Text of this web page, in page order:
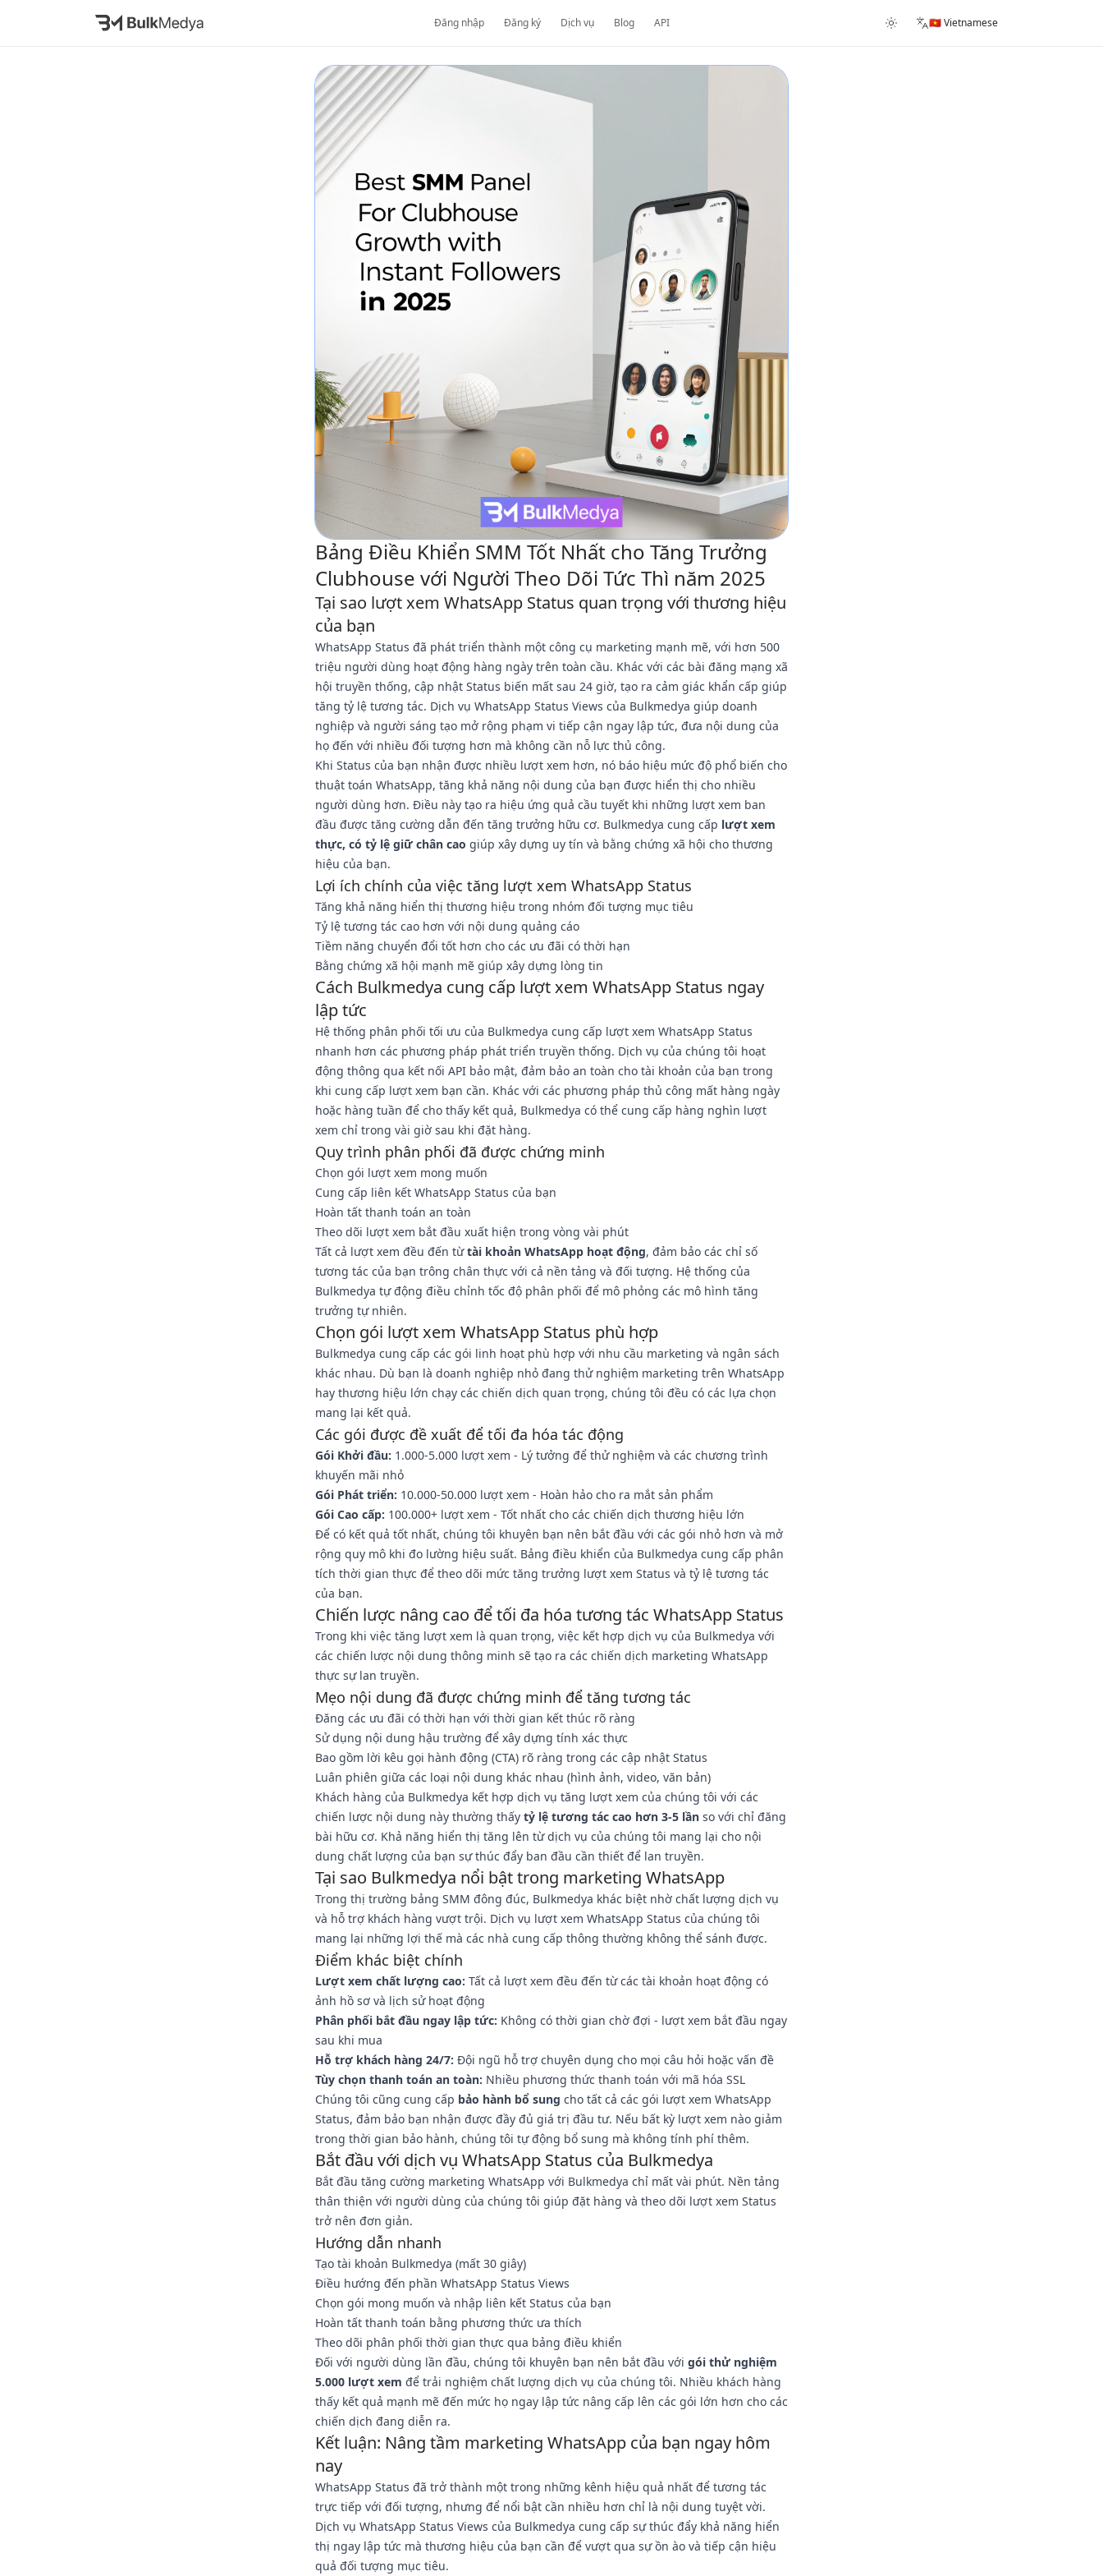
Đăng nhập Đăng ký Dịch vụ Blog API 🇻🇳 Vietnamese
Bảng Điều Khiển SMM Tốt Nhất cho Tăng Trưởng
Clubhouse với Người Theo Dõi Tức Thì năm 2025
Tại sao lượt xem WhatsApp Status quan trọng với thương hiệu
của bạn
WhatsApp Status đã phát triển thành một công cụ marketing mạnh mẽ, với hơn 500
triệu người dùng hoạt động hàng ngày trên toàn cầu. Khác với các bài đăng mạng xã
hội truyền thống, cập nhật Status biến mất sau 24 giờ, tạo ra cảm giác khẩn cấp giúp
tăng tỷ lệ tương tác. Dịch vụ WhatsApp Status Views của Bulkmedya giúp doanh
nghiệp và người sáng tạo mở rộng phạm vi tiếp cận ngay lập tức, đưa nội dung của
họ đến với nhiều đối tượng hơn mà không cần nỗ lực thủ công.
Khi Status của bạn nhận được nhiều lượt xem hơn, nó báo hiệu mức độ phổ biến cho
thuật toán WhatsApp, tăng khả năng nội dung của bạn được hiển thị cho nhiều
người dùng hơn. Điều này tạo ra hiệu ứng quả cầu tuyết khi những lượt xem ban
đầu được tăng cường dẫn đến tăng trưởng hữu cơ. Bulkmedya cung cấp lượt xem
thực, có tỷ lệ giữ chân cao giúp xây dựng uy tín và bằng chứng xã hội cho thương
hiệu của bạn.
Lợi ích chính của việc tăng lượt xem WhatsApp Status
Tăng khả năng hiển thị thương hiệu trong nhóm đối tượng mục tiêu
Tỷ lệ tương tác cao hơn với nội dung quảng cáo
Tiềm năng chuyển đổi tốt hơn cho các ưu đãi có thời hạn
Bằng chứng xã hội mạnh mẽ giúp xây dựng lòng tin
Cách Bulkmedya cung cấp lượt xem WhatsApp Status ngay
lập tức
Hệ thống phân phối tối ưu của Bulkmedya cung cấp lượt xem WhatsApp Status
nhanh hơn các phương pháp phát triển truyền thống. Dịch vụ của chúng tôi hoạt
động thông qua kết nối API bảo mật, đảm bảo an toàn cho tài khoản của bạn trong
khi cung cấp lượt xem bạn cần. Khác với các phương pháp thủ công mất hàng ngày
hoặc hàng tuần để cho thấy kết quả, Bulkmedya có thể cung cấp hàng nghìn lượt
xem chỉ trong vài giờ sau khi đặt hàng.
Quy trình phân phối đã được chứng minh
Chọn gói lượt xem mong muốn
Cung cấp liên kết WhatsApp Status của bạn
Hoàn tất thanh toán an toàn
Theo dõi lượt xem bắt đầu xuất hiện trong vòng vài phút
Tất cả lượt xem đều đến từtài khoản WhatsApp hoạt động, đảm bảo các chỉ số
tương tác của bạn trông chân thực với cả nền tảng và đối tượng. Hệ thống của
Bulkmedya tự động điều chỉnh tốc độ phân phối để mô phỏng các mô hình tăng
trưởng tự nhiên.
Chọn gói lượt xem WhatsApp Status phù hợp
Bulkmedya cung cấp các gói linh hoạt phù hợp với nhu cầu marketing và ngân sách
khác nhau. Dù bạn là doanh nghiệp nhỏ đang thử nghiệm marketing trên WhatsApp
hay thương hiệu lớn chạy các chiến dịch quan trọng, chúng tôi đều có các lựa chọn
mang lại kết quả.
Các gói được đề xuất để tối đa hóa tác động
Gói Khởi đầu: 1.000-5.000 lượt xem - Lý tưởng để thử nghiệm và các chương trình
khuyến mãi nhỏ
Gói Phát triển: 10.000-50.000 lượt xem - Hoàn hảo cho ra mắt sản phẩm
Gói Cao cấp: 100.000+ lượt xem - Tốt nhất cho các chiến dịch thương hiệu lớn
Để có kết quả tốt nhất, chúng tôi khuyên bạn nên bắt đầu với các gói nhỏ hơn và mở
rộng quy mô khi đo lường hiệu suất. Bảng điều khiển của Bulkmedya cung cấp phân
tích thời gian thực để theo dõi mức tăng trưởng lượt xem Status và tỷ lệ tương tác
của bạn.
Chiến lược nâng cao để tối đa hóa tương tác WhatsApp Status
Trong khi việc tăng lượt xem là quan trọng, việc kết hợp dịch vụ của Bulkmedya với
các chiến lược nội dung thông minh sẽ tạo ra các chiến dịch marketing WhatsApp
thực sự lan truyền.
Mẹo nội dung đã được chứng minh để tăng tương tác
Đăng các ưu đãi có thời hạn với thời gian kết thúc rõ ràng
Sử dụng nội dung hậu trường để xây dựng tính xác thực
Bao gồm lời kêu gọi hành động (CTA) rõ ràng trong các cập nhật Status
Luân phiên giữa các loại nội dung khác nhau (hình ảnh, video, văn bản)
Khách hàng của Bulkmedya kết hợp dịch vụ tăng lượt xem của chúng tôi với các
chiến lược nội dung này thường thấy tỷ lệ tương tác cao hơn 3-5 lần so với chỉ đăng
bài hữu cơ. Khả năng hiển thị tăng lên từ dịch vụ của chúng tôi mang lại cho nội
dung chất lượng của bạn sự thúc đẩy ban đầu cần thiết để lan truyền.
Tại sao Bulkmedya nổi bật trong marketing WhatsApp
Trong thị trường bảng SMM đông đúc, Bulkmedya khác biệt nhờ chất lượng dịch vụ
và hỗ trợ khách hàng vượt trội. Dịch vụ lượt xem WhatsApp Status của chúng tôi
mang lại những lợi thế mà các nhà cung cấp thông thường không thể sánh được.
Điểm khác biệt chính
Lượt xem chất lượng cao: Tất cả lượt xem đều đến từ các tài khoản hoạt động có
ảnh hồ sơ và lịch sử hoạt động
Phân phối bắt đầu ngay lập tức: Không có thời gian chờ đợi - lượt xem bắt đầu ngay
sau khi mua
Hỗ trợ khách hàng 24/7: Đội ngũ hỗ trợ chuyên dụng cho mọi câu hỏi hoặc vấn đề
Tùy chọn thanh toán an toàn: Nhiều phương thức thanh toán với mã hóa SSL
Chúng tôi cũng cung cấp bảo hành bổ sung cho tất cả các gói lượt xem WhatsApp
Status, đảm bảo bạn nhận được đầy đủ giá trị đầu tư. Nếu bất kỳ lượt xem nào giảm
trong thời gian bảo hành, chúng tôi tự động bổ sung mà không tính phí thêm.
Bắt đầu với dịch vụ WhatsApp Status của Bulkmedya
Bắt đầu tăng cường marketing WhatsApp với Bulkmedya chỉ mất vài phút. Nền tảng
thân thiện với người dùng của chúng tôi giúp đặt hàng và theo dõi lượt xem Status
trở nên đơn giản.
Hướng dẫn nhanh
Tạo tài khoản Bulkmedya (mất 30 giây)
Điều hướng đến phần WhatsApp Status Views
Chọn gói mong muốn và nhập liên kết Status của bạn
Hoàn tất thanh toán bằng phương thức ưa thích
Theo dõi phân phối thời gian thực qua bảng điều khiển
Đối với người dùng lần đầu, chúng tôi khuyên bạn nên bắt đầu với gói thử nghiệm
5.000 lượt xem để trải nghiệm chất lượng dịch vụ của chúng tôi. Nhiều khách hàng
thấy kết quả mạnh mẽ đến mức họ ngay lập tức nâng cấp lên các gói lớn hơn cho các
chiến dịch đang diễn ra.
Kết luận: Nâng tầm marketing WhatsApp của bạn ngay hôm
nay
WhatsApp Status đã trở thành một trong những kênh hiệu quả nhất để tương tác
trực tiếp với đối tượng, nhưng để nổi bật cần nhiều hơn chỉ là nội dung tuyệt vời.
Dịch vụ WhatsApp Status Views của Bulkmedya cung cấp sự thúc đẩy khả năng hiển
thị ngay lập tức mà thương hiệu của bạn cần để vượt qua sự ồn ào và tiếp cận hiệu
quả đối tượng mục tiêu.